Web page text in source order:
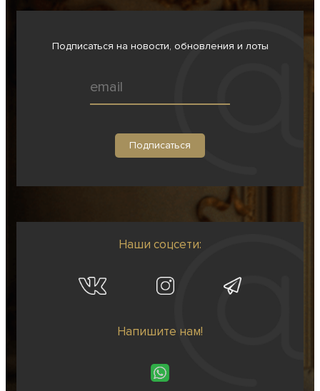
Подписаться на новости, обновления и лоты
Наши соцсети:
Напишите нам!